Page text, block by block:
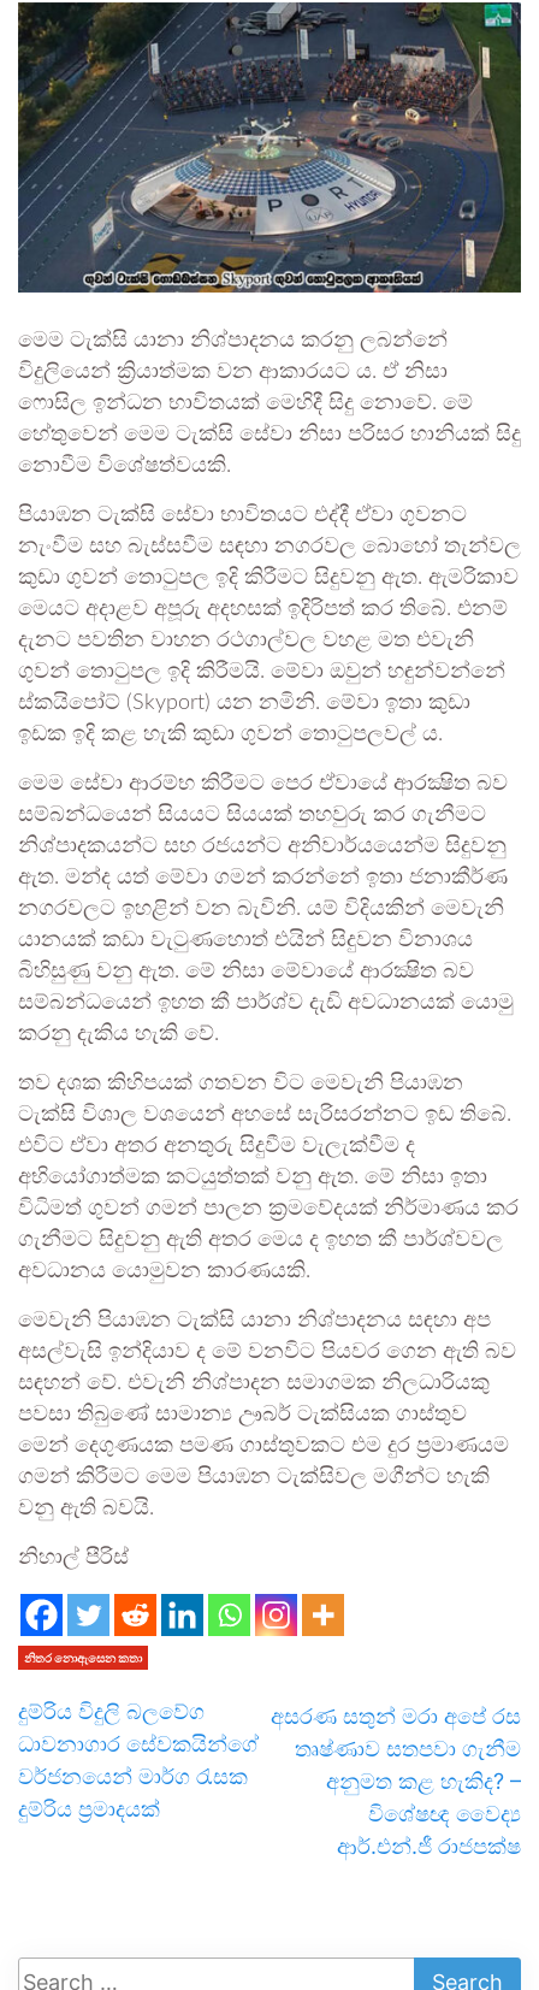
මෙම ටැක්සි යානා නිශ්පාදනය කරනු ලබන්නේ
විදුලියෙන් ක්‍රියාත්මක වන ආකාරයට ය. ඒ නිසා
ෆොසිල ඉන්ධන භාවිතයක් මෙහිදී සිදු නොවේ. මේ
හේතුවෙන් මෙම ටැක්සි සේවා නිසා පරිසර හානියක් සිදු
නොවීම විශේෂත්වයකි.
පියාඹන ටැක්සි සේවා භාවිතයට එද්දී ඒවා ගුවනට
නැංවීම සහ බැස්සවීම සඳහා නගරවල බොහෝ තැන්වල
කුඩා ගුවන් තොටුපල ඉදි කිරීමට සිදුවනු ඇත. ඇමරිකාව
මෙයට අදාළව අපූරු අදහසක් ඉදිරිපත් කර තිබේ. එනම්
දැනට පවතින වාහන රථගාල්වල වහළ මත එවැනි
ගුවන් තොටුපල ඉදි කිරීමයි. මේවා ඔවුන් හඳුන්වන්නේ
ස්කයිපෝට් (Skyport) යන නමිනි. මේවා ඉතා කුඩා
ඉඩක ඉදි කළ හැකි කුඩා ගුවන් තොටුපලවල් ය.
මෙම සේවා ආරම්භ කිරීමට පෙර ඒවායේ ආරක්‍ෂිත බව
සම්බන්ධයෙන් සියයට සියයක් තහවුරු කර ගැනීමට
නිශ්පාදකයන්ට සහ රජයන්ට අනිවාර්යයෙන්ම සිදුවනු
ඇත. මන්ද යත් මේවා ගමන් කරන්නේ ඉතා ජනාකීර්ණ
නගරවලට ඉහළින් වන බැවිනි. යම් විදියකින් මෙවැනි
යානයක් කඩා වැටුණහොත් එයින් සිදුවන විනාශය
බිහිසුණු වනු ඇත. මේ නිසා මේවායේ ආරක්‍ෂිත බව
සම්බන්ධයෙන් ඉහත කී පාර්ශ්ව දැඩි අවධානයක් යොමු
කරනු දැකිය හැකි වේ.
තව දශක කිහිපයක් ගතවන විට මෙවැනි පියාඹන
ටැක්සි විශාල වශයෙන් අහසේ සැරිසරන්නට ඉඩ තිබේ.
එවිට ඒවා අතර අනතුරු සිදුවීම වැලැක්වීම ද
අභියෝගාත්මක කටයුත්තක් වනු ඇත. මේ නිසා ඉතා
විධිමත් ගුවන් ගමන් පාලන ක්‍රමවේදයක් නිර්මාණය කර
ගැනීමට සිදුවනු ඇති අතර මෙය ද ඉහත කී පාර්ශ්වවල
අවධානය යොමුවන කාරණයකි.
මෙවැනි පියාඹන ටැක්සි යානා නිශ්පාදනය සඳහා අප
අසල්වැසි ඉන්දියාව ද මේ වනවිට පියවර ගෙන ඇති බව
සඳහන් වේ. එවැනි නිශ්පාදන සමාගමක නිලධාරියකු
පවසා තිබුණේ සාමාන්‍ය ඌබර් ටැක්සියක ගාස්තුව
මෙන් දෙගුණයක පමණ ගාස්තුවකට එම දුර ප්‍රමාණයම
ගමන් කිරීමට මෙම පියාඹන ටැක්සිවල මගීන්ට හැකි
වනු ඇති බවයි.
නිහාල් පීරිස්
නිතර නොඇසෙන කතා
දුම්රිය විදුලි බලවේග
ධාවනාගාර සේවකයින්ගේ
වර්ජනයෙන් මාර්ග රැසක
දුම්රිය ප්‍රමාදයක්
අසරණ සතුන් මරා අපේ රස
තෘෂ්ණාව සතපවා ගැනීම
අනුමත කළ හැකිද? –
විශේෂඥ වෛද්‍ය
ආර්.එන්.ජී රාජපක්ෂ